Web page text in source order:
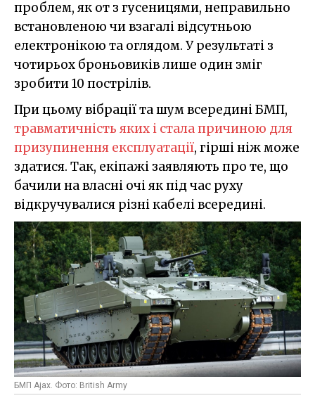
проблем, як от з гусеницями, неправильно
встановленою чи взагалі відсутньою
електронікою та оглядом. У результаті з
чотирьох броньовиків лише один зміг
зробити 10 пострілів.
При цьому вібрації та шум всередині БМП,
травматичність яких і стала причиною для
призупинення експлуатації, гірші ніж може
здатися. Так, екіпажі заявляють про те, що
бачили на власні очі як під час руху
відкручувалися різні кабелі всередині.
БМП Ajax. Фото: British Army